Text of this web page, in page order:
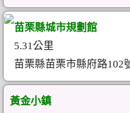
苗栗縣城市規劃館
5.31公里
苗栗縣苗栗市縣府路102
黃金小鎮